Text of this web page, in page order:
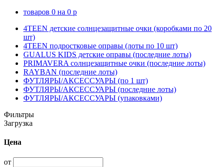
товаров 0 на 0 p
4TEEN детские солнцезащитные очки (коробками по 20
шт)
4TEEN подростковые оправы (лоты по 10 шт)
GUALUS KIDS детские оправы (последние лоты)
PRIMAVERA солнцезащитные очки (последние лоты)
RAYBAN (последние лоты)
ФУТЛЯРЫ/АКСЕССУАРЫ (по 1 шт)
ФУТЛЯРЫ/АКСЕССУАРЫ (последние лоты)
ФУТЛЯРЫ/АКСЕССУАРЫ (упаковками)
Фильтры
Загрузка
Цена
от